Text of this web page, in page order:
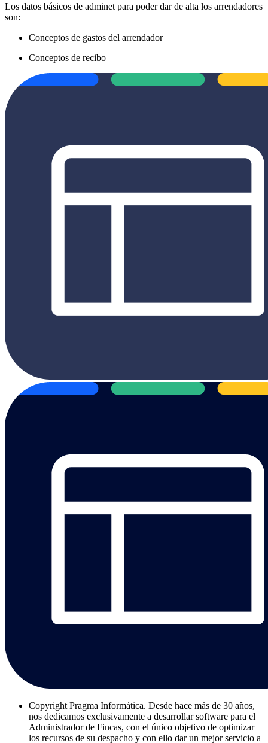
Los datos básicos de adminet para poder dar de alta los arrendadores
son:
Conceptos de gastos del arrendador
Conceptos de recibo
Copyright Pragma Informática. Desde hace más de 30 años,
nos dedicamos exclusivamente a desarrollar software para el
Administrador de Fincas, con el único objetivo de optimizar
los recursos de su despacho y con ello dar un mejor servicio a